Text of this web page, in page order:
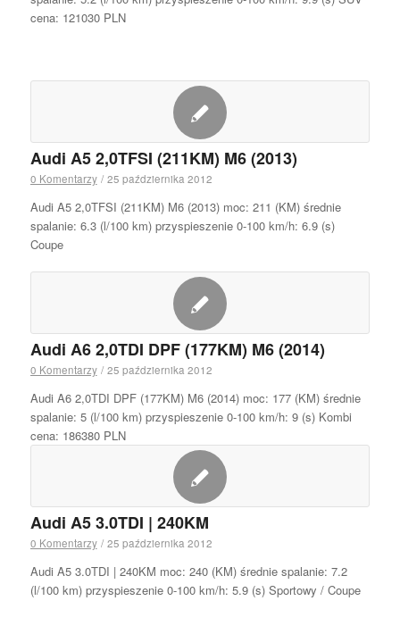
cena: 121030 PLN
Audi A5 2,0TFSI (211KM) M6 (2013)
0 Komentarzy / 25 października 2012
Audi A5 2,0TFSI (211KM) M6 (2013) moc: 211 (KM) średnie
spalanie: 6.3 (l/100 km) przyspieszenie 0-100 km/h: 6.9 (s)
Coupe
Audi A6 2,0TDI DPF (177KM) M6 (2014)
0 Komentarzy / 25 października 2012
Audi A6 2,0TDI DPF (177KM) M6 (2014) moc: 177 (KM) średnie
spalanie: 5 (l/100 km) przyspieszenie 0-100 km/h: 9 (s) Kombi
cena: 186380 PLN
Audi A5 3.0TDI | 240KM
0 Komentarzy / 25 października 2012
Audi A5 3.0TDI | 240KM moc: 240 (KM) średnie spalanie: 7.2
(l/100 km) przyspieszenie 0-100 km/h: 5.9 (s) Sportowy / Coupe